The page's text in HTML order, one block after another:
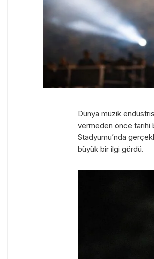
Dünya müzik
vermeden önce tarihi
Stadyumu’nda
büyük bir ilgi gördü.